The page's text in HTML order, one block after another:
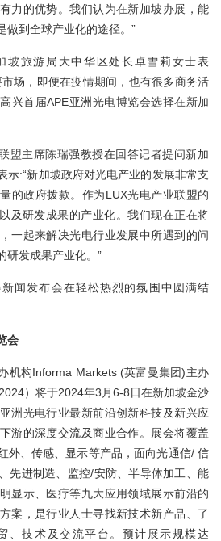
力的优势。我们认为在新加坡办展，能
做到全球产业化的途径。”
坡旅游局大中华区处长卓雪莉女士表
场，即便在疫情期间，也有很多商务活
兴首届APE亚洲光电博览会选择在新加
盟主席陈瑞强教授在回答记者提问新加
示:“新加坡政府对光电产业的发展非常支
的政府拨款。作为LUX光电产业联盟的
及研发成果的产业化。我们现在正在将
一起来解决光电行业发展中所遇到的问
研发成果产业化。”
闻发布会在轻松热烈的氛围中圆满结
会
机构Informa Markets (英富曼集团)主办
）将于2024年3月6-8日在新加坡金沙
洲光电行业最新前沿创新科技及新兴应
游的深度交流及商业合作。展会将覆盖
外、传感、显示等产品，面向光通信/ 信
先进制造、监控/安防、半导体加工、能
显示、医疗等九大应用领域展示前沿的
案，是行业人士寻找新技术新产品、了
、技术及交流平台。预计展示规模达